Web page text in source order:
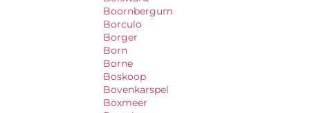
Boornbergum
Borculo
Borger
Born
Borne
Boskoop
Bovenkarspel
Boxmeer